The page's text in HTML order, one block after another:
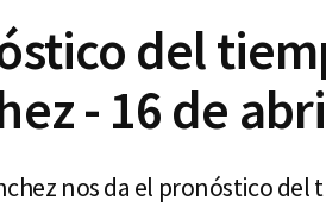
del
- 16 de
nos da el pronóstico del